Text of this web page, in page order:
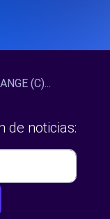
(C)...
de noticias: